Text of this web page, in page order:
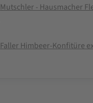
Mutschler - Hausmacher
Faller Himbeer-Konfitüre